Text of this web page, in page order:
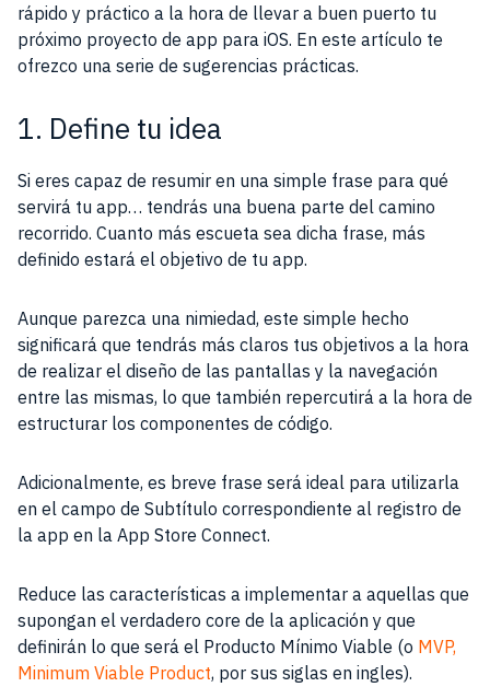
rápido y práctico a la hora de llevar a buen puerto tu
próximo proyecto de app para iOS. En este artículo te
ofrezco una serie de sugerencias prácticas.
1. Define tu idea
Si eres capaz de resumir en una simple frase para qué
servirá tu app… tendrás una buena parte del camino
recorrido. Cuanto más escueta sea dicha frase, más
definido estará el objetivo de tu app.
Aunque parezca una nimiedad, este simple hecho
significará que tendrás más claros tus objetivos a la hora
de realizar el diseño de las pantallas y la navegación
entre las mismas, lo que también repercutirá a la hora de
estructurar los componentes de código.
Adicionalmente, es breve frase será ideal para utilizarla
en el campo de Subtítulo correspondiente al registro de
la app en la App Store Connect.
Reduce las características a implementar a aquellas que
supongan el verdadero core de la aplicación y que
definirán lo que será el Producto Mínimo Viable (o MVP,
Minimum Viable Product, por sus siglas en ingles).